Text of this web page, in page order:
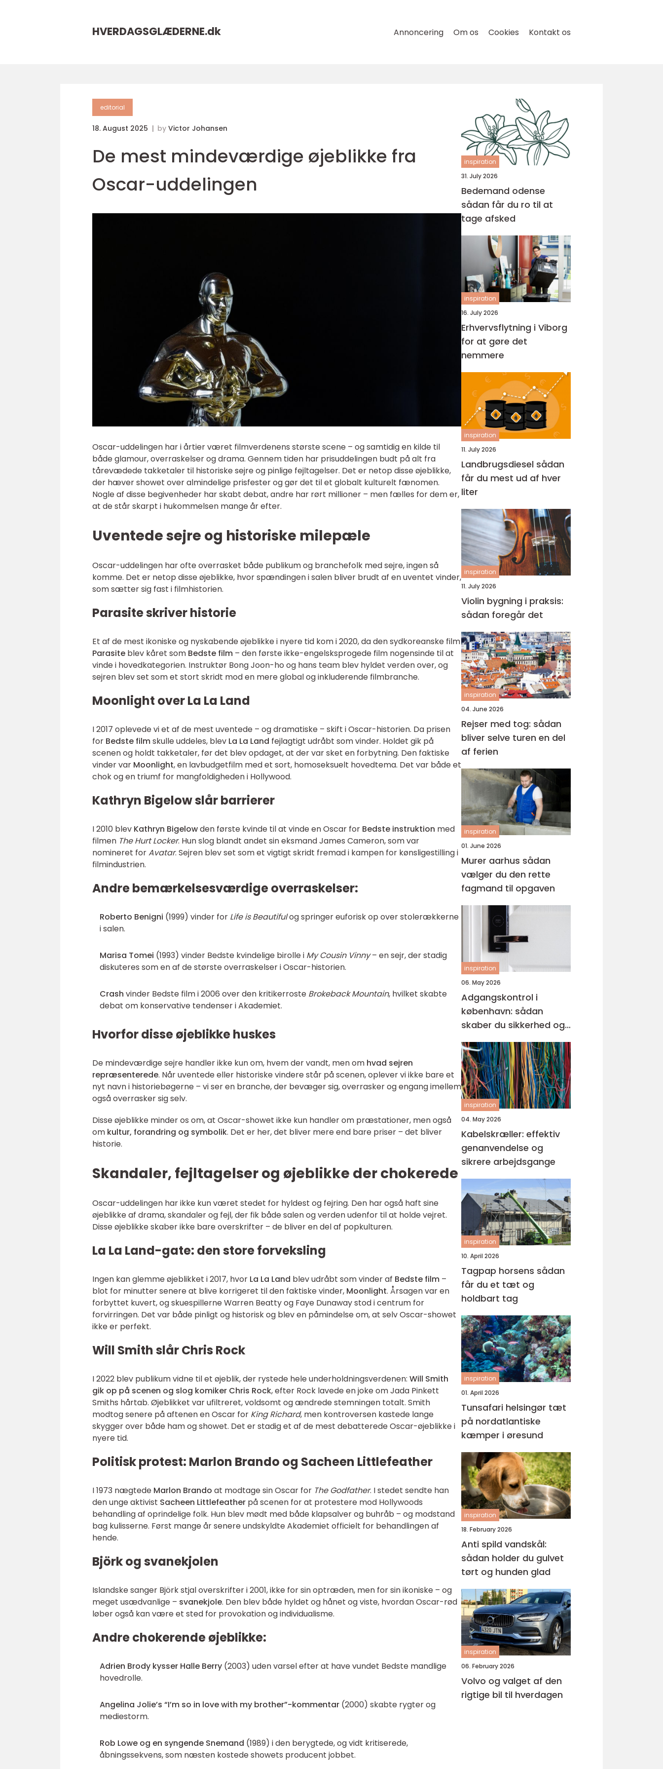
HVERDAGSGLÆDERNE.dk Annoncering Om os Cookies Kontakt os
editorial
18. August 2025 by Victor Johansen
De mest mindeværdige øjeblikke fra
Oscar-uddelingen
Oscar-uddelingen har i årtier været filmverdenens største scene – og samtidig en kilde til
både glamour, overraskelser og drama. Gennem tiden har prisuddelingen budt på alt fra
tårevædede takketaler til historiske sejre og pinlige fejltagelser. Det er netop disse øjeblikke,
der hæver showet over almindelige prisfester og gør det til et globalt kulturelt fænomen.
Nogle af disse begivenheder har skabt debat, andre har rørt millioner – men fælles for dem er,
at de står skarpt i hukommelsen mange år efter.
Uventede sejre og historiske milepæle
Oscar-uddelingen har ofte overrasket både publikum og branchefolk med sejre, ingen så
komme. Det er netop disse øjeblikke, hvor spændingen i salen bliver brudt af en uventet vinder,
som sætter sig fast i filmhistorien.
Parasite skriver historie
Et af de mest ikoniske og nyskabende øjeblikke i nyere tid kom i 2020, da den sydkoreanske film
Parasite blev kåret som Bedste film – den første ikke-engelsksprogede film nogensinde til at
vinde i hovedkategorien. Instruktør Bong Joon-ho og hans team blev hyldet verden over, og
sejren blev set som et stort skridt mod en mere global og inkluderende filmbranche.
Moonlight over La La Land
I 2017 oplevede vi et af de mest uventede – og dramatiske – skift i Oscar-historien. Da prisen
for Bedste filmskulle uddeles, blev La La Land fejlagtigt udråbt som vinder. Holdet gik på
scenen og holdt takketaler, før det blev opdaget, at der var sket en forbytning. Den faktiske
vinder var Moonlight, en lavbudgetfilm med et sort, homoseksuelt hovedtema. Det var både et
chok og en triumf for mangfoldigheden i Hollywood.
Kathryn Bigelow slår barrierer
I 2010 blev Kathryn Bigelowden første kvinde til at vinde en Oscar for Bedste instruktion med
filmen The Hurt Locker. Hun slog blandt andet sin eksmand James Cameron, som var
nomineret forAvatar. Sejren blev set som et vigtigt skridt fremad i kampen for kønsligestilling i
filmindustrien.
Andre bemærkelsesværdige overraskelser:
Roberto Benigni (1999) vinder for Life is Beautifulog springer euforisk op over stolerækkerne
i salen.
Marisa Tomei (1993) vinder Bedste kvindelige birolle i My Cousin Vinny– en sejr, der stadig
diskuteres som en af de største overraskelser i Oscar-historien.
Crash vinder Bedste film i 2006 over den kritikerroste Brokeback Mountain, hvilket skabte
debat om konservative tendenser i Akademiet.
Hvorfor disse øjeblikke huskes
De mindeværdige sejre handler ikke kun om, hvem der vandt, men om hvad sejren
repræsenterede. Når uventede eller historiske vindere står på scenen, oplever vi ikke bare et
nyt navn i historiebøgerne – vi ser en branche, der bevæger sig, overrasker og engang imellem
også overrasker sig selv.
Disse øjeblikke minder os om, at Oscar-showet ikke kun handler om præstationer, men også
om kultur, forandring og symbolik. Det er her, det bliver mere end bare priser – det bliver
historie.
Skandaler, fejltagelser og øjeblikke der chokerede
Oscar-uddelingen har ikke kun været stedet for hyldest og fejring. Den har også haft sine
øjeblikke af drama, skandaler og fejl, der fik både salen og verden udenfor til at holde vejret.
Disse øjeblikke skaber ikke bare overskrifter – de bliver en del af popkulturen.
La La Land-gate: den store forveksling
Ingen kan glemme øjeblikket i 2017, hvor La La Land blev udråbt som vinder af Bedste film –
blot for minutter senere at blive korrigeret til den faktiske vinder, Moonlight. Årsagen var en
forbyttet kuvert, og skuespillerne Warren Beatty og Faye Dunaway stod i centrum for
forvirringen. Det var både pinligt og historisk og blev en påmindelse om, at selv Oscar-showet
ikke er perfekt.
Will Smith slår Chris Rock
I 2022 blev publikum vidne til et øjeblik, der rystede hele underholdningsverdenen: Will Smith
gik op på scenen og slog komiker Chris Rock, efter Rock lavede en joke om Jada Pinkett
Smiths hårtab. Øjeblikket var ufiltreret, voldsomt og ændrede stemningen totalt. Smith
modtog senere på aftenen en Oscar for King Richard, men kontroversen kastede lange
skygger over både ham og showet. Det er stadig et af de mest debatterede Oscar-øjeblikke i
nyere tid.
Politisk protest: Marlon Brando og Sacheen Littlefeather
I 1973 nægtede Marlon Brando at modtage sin Oscar for The Godfather. I stedet sendte han
den unge aktivist Sacheen Littlefeather på scenen for at protestere mod Hollywoods
behandling af oprindelige folk. Hun blev mødt med både klapsalver og buhråb – og modstand
bag kulisserne. Først mange år senere undskyldte Akademiet officielt for behandlingen af
hende.
Björk og svanekjolen
Islandske sanger Björk stjal overskrifter i 2001, ikke for sin optræden, men for sin ikoniske – og
meget usædvanlige – svanekjole. Den blev både hyldet og hånet og viste, hvordan Oscar-rød
løber også kan være et sted for provokation og individualisme.
Andre chokerende øjeblikke:
Adrien Brody kysser Halle Berry (2003) uden varsel efter at have vundet Bedste mandlige
hovedrolle.
Angelina Jolie’s “I’m so in love with my brother”-kommentar (2000) skabte rygter og
mediestorm.
Rob Lowe og en syngende Snemand (1989) i den berygtede, og vidt kritiserede,
åbningssekvens, som næsten kostede showets producent jobbet.
inspiration
31. July 2026
Bedemand odense
sådan får du ro til at
tage afsked
inspiration
16. July 2026
Erhvervsflytning i Viborg
for at gøre det
nemmere
inspiration
11. July 2026
Landbrugsdiesel sådan
får du mest ud af hver
liter
inspiration
11. July 2026
Violin bygning i praksis:
sådan foregår det
inspiration
04. June 2026
Rejser med tog: sådan
bliver selve turen en del
af ferien
inspiration
01. June 2026
Murer aarhus sådan
vælger du den rette
fagmand til opgaven
inspiration
06. May 2026
Adgangskontrol i
københavn: sådan
skaber du sikkerhed og
tryghed i hverdagen
inspiration
04. May 2026
Kabelskræller: effektiv
genanvendelse og
sikrere arbejdsgange
inspiration
10. April 2026
Tagpap horsens sådan
får du et tæt og
holdbart tag
inspiration
01. April 2026
Tunsafari helsingør tæt
på nordatlantiske
kæmper i øresund
inspiration
18. February 2026
Anti spild vandskål:
sådan holder du gulvet
tørt og hunden glad
inspiration
06. February 2026
Volvo og valget af den
rigtige bil til hverdagen